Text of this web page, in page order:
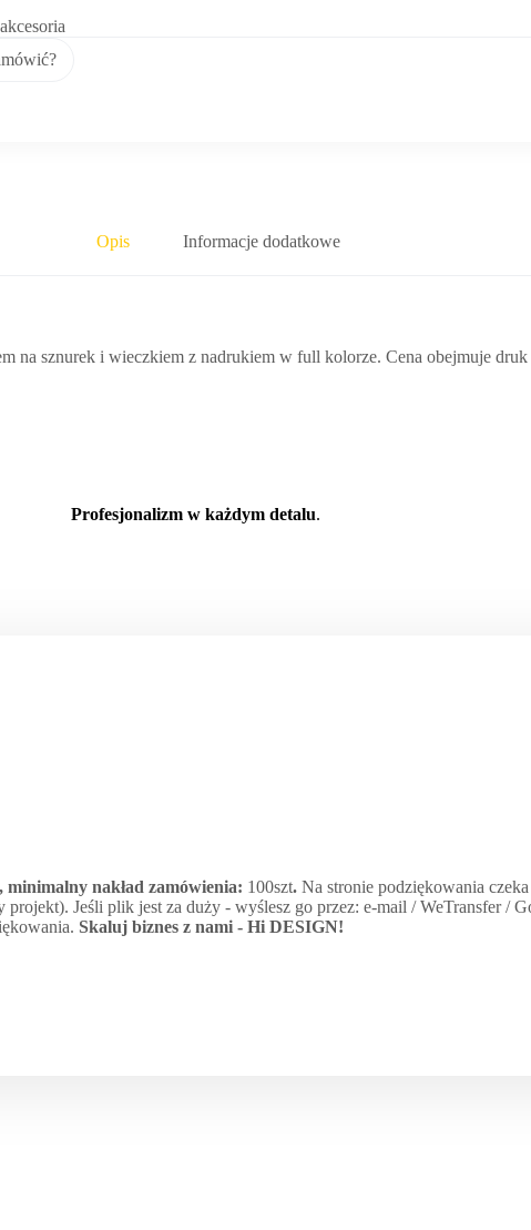
Opis Informacje dodatkowe
na sznurek i wieczkiem z nadrukiem w full kolorze. Cena obejmuje
Profesjonalizm w każdym detalu.
, minimalny nakład zamówienia: 100szt. Na stronie podziękowania
Jeśli plik jest za duży - wyślesz go przez: e-mail / WeTransfer /
Skaluj biznes z nami - Hi DESIGN!